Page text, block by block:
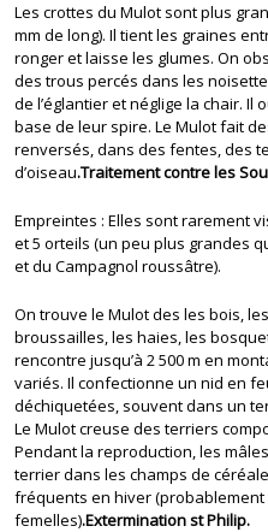
Les crottes du Mulot sont plus
mm de long). Il tient les graines
ronger et laisse les glumes. On
des trous percés dans les
de l’églantier et néglige la chair. Il
base de leur spire. Le Mulot fait
renversés, dans des fentes, des
d’oiseau.Traitement contre les
Empreintes : Elles sont rarement
et 5 orteils (un peu plus grandes
et du Campagnol roussâtre).
On trouve le Mulot des les bois,
broussailles, les haies, les
rencontre jusqu’à 2 500 m en
variés. Il confectionne un nid en
déchiquetées, souvent dans un
Le Mulot creuse des terriers
Pendant la reproduction, les
terrier dans les champs de
fréquents en hiver
femelles).Extermination st Philip.